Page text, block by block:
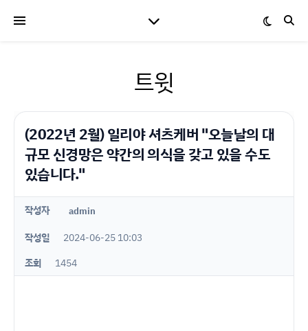
트윗
(2022년 2월) 일리야 셔츠케버 "오늘날의 대
규모 신경망은 약간의 의식을 갖고 있을 수도
있습니다."
작성자 admin
작성일
2024-06-25 10:03
조회
1454